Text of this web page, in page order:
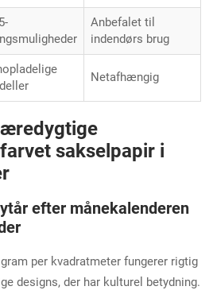
Anbefalet til
indendørs brug
Netafhængig
sakselpapir i
efter månekalenderen
per kvadratmeter fungerer rigtig
designs, der har kulturel betydning.